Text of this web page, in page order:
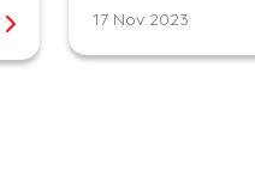
17 Nov 2023